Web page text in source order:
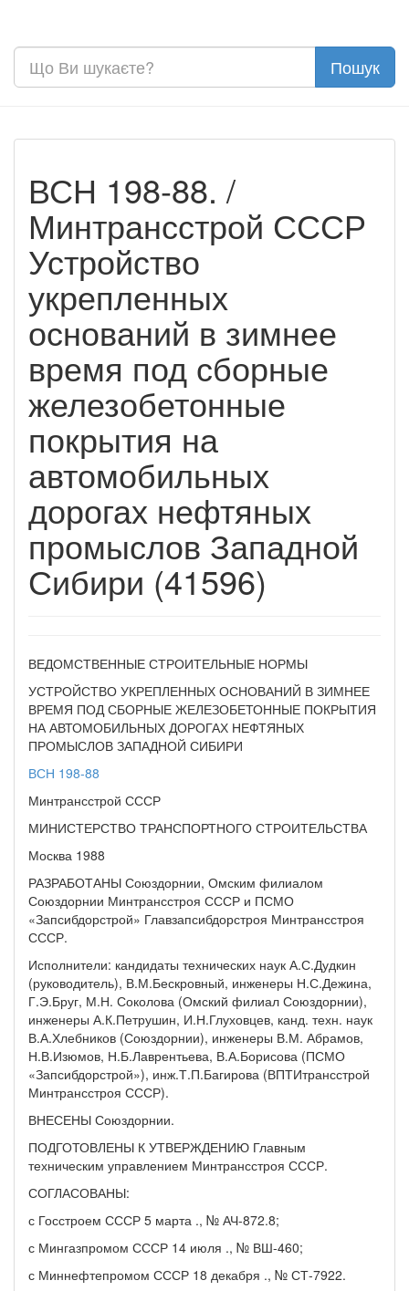
ВСН 198-88. /
Минтрансстрой СССР
Устройство
укрепленных
оснований в зимнее
время под сборные
железобетонные
покрытия на
автомобильных
дорогах нефтяных
промыслов Западной
Сибири (41596)
ВЕДОМСТВЕННЫЕ СТРОИТЕЛЬНЫЕ НОРМЫ
УСТРОЙСТВО УКРЕПЛЕННЫХ ОСНОВАНИЙ В ЗИМНЕЕ
ВРЕМЯ ПОД СБОРНЫЕ ЖЕЛЕЗОБЕТОННЫЕ ПОКРЫТИЯ
НА АВТОМОБИЛЬНЫХ ДОРОГАХ НЕФТЯНЫХ
ПРОМЫСЛОВ ЗАПАДНОЙ СИБИРИ
ВСН 198-88
Минтрансстрой СССР
МИНИСТЕРСТВО ТРАНСПОРТНОГО СТРОИТЕЛЬСТВА
Москва 1988
РАЗРАБОТАНЫ Союздорнии, Омским филиалом
Союздорнии Минтрансстроя СССР и ПСМО
«Запсибдорстрой» Главзапсибдорстроя Минтрансстроя
СССР.
Исполнители: кандидаты технических наук А.С.Дудкин
(руководитель), В.М.Бескровный, инженеры Н.С.Дежина,
Г.Э.Бруг, М.Н. Соколова (Омский филиал Союздорнии),
инженеры А.К.Петрушин, И.Н.Глуховцев, канд. техн. наук
В.А.Хлебников (Союздорнии), инженеры В.М. Абрамов,
Н.В.Изюмов, Н.Б.Лаврентьева, В.А.Борисова (ПСМО
«Запсибдорстрой»), инж.Т.П.Багирова (ВПТИтрансстрой
Минтрансстроя СССР).
ВНЕСЕНЫ Союздорнии.
ПОДГОТОВЛЕНЫ К УТВЕРЖДЕНИЮ Главным
техническим управлением Минтрансстроя СССР.
СОГЛАСОВАНЫ:
с Госстроем СССР 5 марта ., № АЧ-872.8;
с Мингазпромом СССР 14 июля ., № ВШ-460;
с Миннефтепромом СССР 18 декабря ., № СТ-7922.